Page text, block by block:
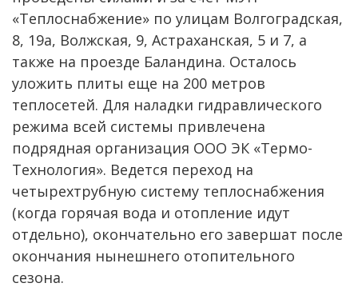
«Теплоснабжение» по улицам Волгоградская,
8, 19а, Волжская, 9, Астраханская, 5 и 7, а
также на проезде Баландина. Осталось
уложить плиты еще на 200 метров
теплосетей. Для наладки гидравлического
режима всей системы привлечена
подрядная организация ООО ЭК «Термо-
Технология». Ведется переход на
четырехтрубную систему теплоснабжения
(когда горячая вода и отопление идут
отдельно), окончательно его завершат после
окончания нынешнего отопительного
сезона.